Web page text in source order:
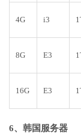
4G i3
8G E3
16G E3
6、韩国服务器